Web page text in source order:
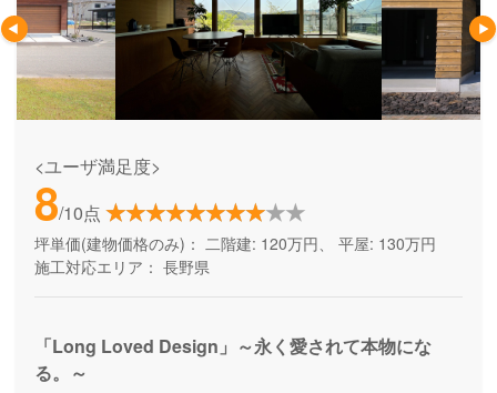
<ユーザ満足度>
8/10点
坪単価(建物価格のみ)： 二階建: 120万円、 平屋: 130万円
施工対応エリア： 長野県
「Long Loved Design」～永く愛されて本物にな
る。～